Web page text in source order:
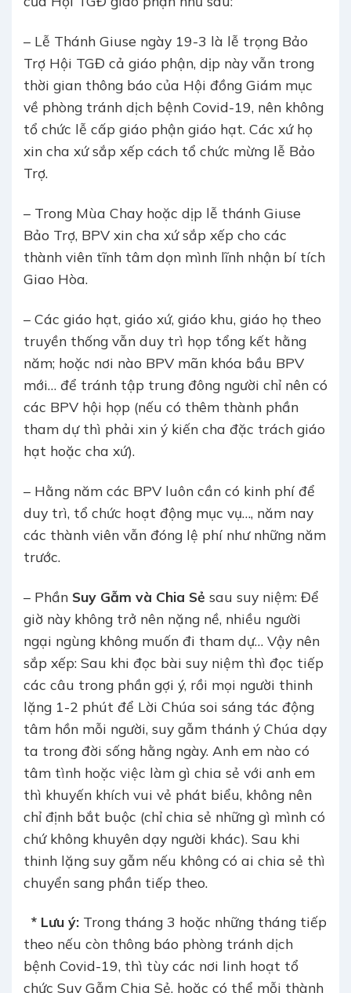
– Lễ Thánh Giuse ngày 19-3 là lễ trọng Bảo
Trợ Hội TGĐ cả giáo phận, dịp này vẫn trong
thời gian thông báo của Hội đồng Giám mục
về phòng tránh dịch bệnh Covid-19, nên không
tổ chức lễ cấp giáo phận giáo hạt. Các xứ họ
xin cha xứ sắp xếp cách tổ chức mừng lễ Bảo
Trợ.
– Trong Mùa Chay hoặc dịp lễ thánh Giuse
Bảo Trợ, BPV xin cha xứ sắp xếp cho các
thành viên tĩnh tâm dọn mình lĩnh nhận bí tích
Giao Hòa.
– Các giáo hạt, giáo xứ, giáo khu, giáo họ theo
truyền thống vẫn duy trì họp tổng kết hằng
năm; hoặc nơi nào BPV mãn khóa bầu BPV
mới… để tránh tập trung đông người chỉ nên có
các BPV hội họp (nếu có thêm thành phần
tham dự thì phải xin ý kiến cha đặc trách giáo
hạt hoặc cha xứ).
– Hằng năm các BPV luôn cần có kinh phí để
duy trì, tổ chức hoạt động mục vụ…, năm nay
các thành viên vẫn đóng lệ phí như những năm
trước.
– Phần Suy Gẫm và Chia Sẻ sau suy niệm: Để
giờ này không trở nên nặng nề, nhiều người
ngại ngùng không muốn đi tham dự… Vậy nên
sắp xếp: Sau khi đọc bài suy niệm thì đọc tiếp
các câu trong phần gợi ý, rồi mọi người thinh
lặng 1-2 phút để Lời Chúa soi sáng tác động
tâm hồn mỗi người, suy gẫm thánh ý Chúa dạy
ta trong đời sống hằng ngày. Anh em nào có
tâm tình hoặc việc làm gì chia sẻ với anh em
thì khuyến khích vui vẻ phát biểu, không nên
chỉ định bắt buộc (chỉ chia sẻ những gì mình có
chứ không khuyên dạy người khác). Sau khi
thinh lặng suy gẫm nếu không có ai chia sẻ thì
chuyển sang phần tiếp theo.
* Lưu ý: Trong tháng 3 hoặc những tháng tiếp
theo nếu còn thông báo phòng tránh dịch
bệnh Covid-19, thì tùy các nơi linh hoạt tổ
chức Suy Gẫm Chia Sẻ, hoặc có thể mỗi thành